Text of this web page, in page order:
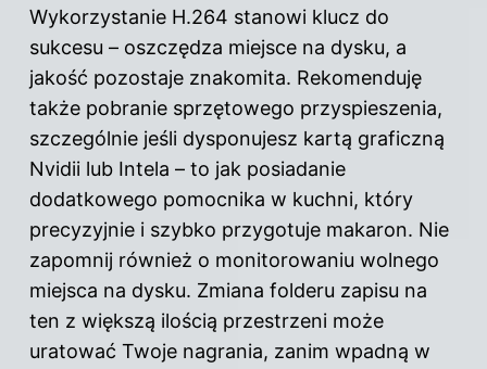
Wykorzystanie H.264 stanowi klucz do
sukcesu – oszczędza miejsce na dysku, a
jakość pozostaje znakomita. Rekomenduję
także pobranie sprzętowego przyspieszenia,
szczególnie jeśli dysponujesz kartą graficzną
Nvidii lub Intela – to jak posiadanie
dodatkowego pomocnika w kuchni, który
precyzyjnie i szybko przygotuje makaron. Nie
zapomnij również o monitorowaniu wolnego
miejsca na dysku. Zmiana folderu zapisu na
ten z większą ilością przestrzeni może
uratować Twoje nagrania, zanim wpadną w